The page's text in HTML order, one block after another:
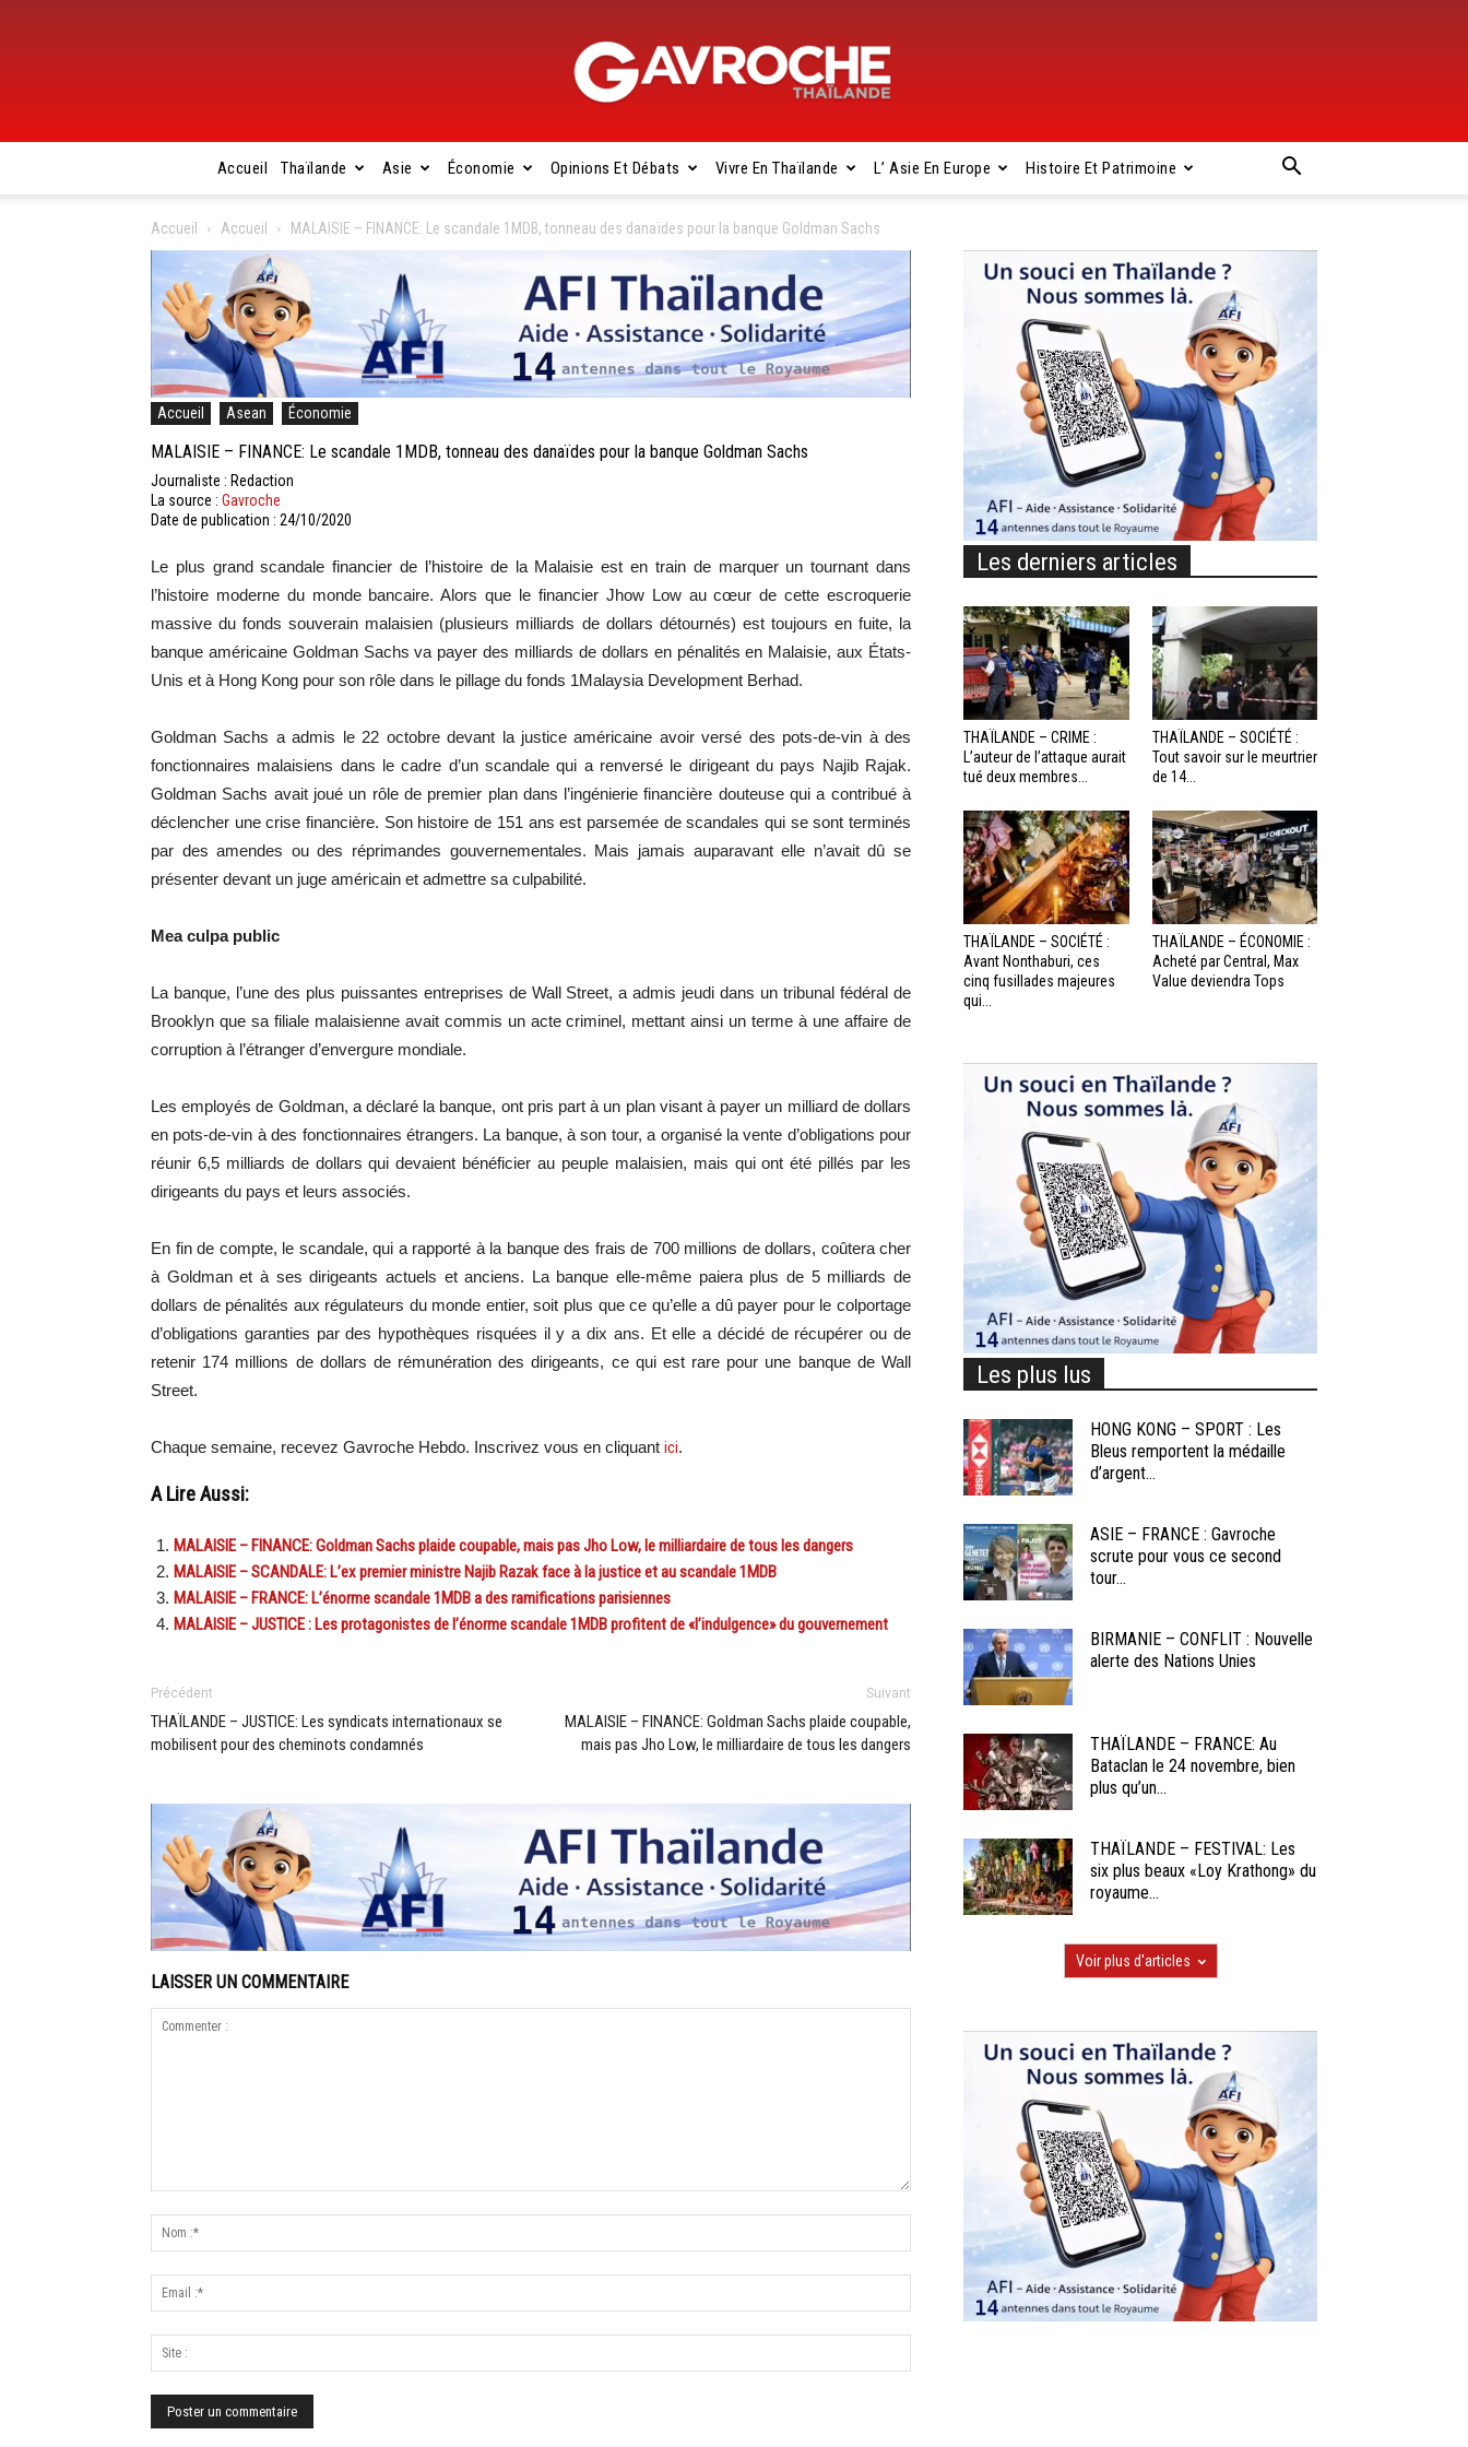
Gavroche
Thaïlande
Accueil Thaïlande Asie Économie Opinions Et Débats Vivre En Thaïlande L’ Asie En Europe Histoire Et Patrimoine
Accueil Accueil MALAISIE – FINANCE: Le scandale 1MDB, tonneau des danaïdes pour la banque Goldman Sachs
Accueil Asean Économie
MALAISIE – FINANCE: Le scandale 1MDB, tonneau des danaïdes pour la banque Goldman Sachs
Journaliste : Redaction
La source : Gavroche
Date de publication : 24/10/2020
Le plus grand scandale financier de l’histoire de la Malaisie est en train de marquer un tournant dans
l’histoire moderne du monde bancaire. Alors que le financier Jhow Low au cœur de cette escroquerie
massive du fonds souverain malaisien (plusieurs milliards de dollars détournés) est toujours en fuite, la
banque américaine Goldman Sachs va payer des milliards de dollars en pénalités en Malaisie, aux États-
Unis et à Hong Kong pour son rôle dans le pillage du fonds 1Malaysia Development Berhad.
Goldman Sachs a admis le 22 octobre devant la justice américaine avoir versé des pots-de-vin à des
fonctionnaires malaisiens dans le cadre d’un scandale qui a renversé le dirigeant du pays Najib Rajak.
Goldman Sachs avait joué un rôle de premier plan dans l’ingénierie financière douteuse qui a contribué à
déclencher une crise financière. Son histoire de 151 ans est parsemée de scandales qui se sont terminés
par des amendes ou des réprimandes gouvernementales. Mais jamais auparavant elle n’avait dû se
présenter devant un juge américain et admettre sa culpabilité.
Mea culpa public
La banque, l’une des plus puissantes entreprises de Wall Street, a admis jeudi dans un tribunal fédéral de
Brooklyn que sa filiale malaisienne avait commis un acte criminel, mettant ainsi un terme à une affaire de
corruption à l’étranger d’envergure mondiale.
Les employés de Goldman, a déclaré la banque, ont pris part à un plan visant à payer un milliard de dollars
en pots-de-vin à des fonctionnaires étrangers. La banque, à son tour, a organisé la vente d’obligations pour
réunir 6,5 milliards de dollars qui devaient bénéficier au peuple malaisien, mais qui ont été pillés par les
dirigeants du pays et leurs associés.
En fin de compte, le scandale, qui a rapporté à la banque des frais de 700 millions de dollars, coûtera cher
à Goldman et à ses dirigeants actuels et anciens. La banque elle-même paiera plus de 5 milliards de
dollars de pénalités aux régulateurs du monde entier, soit plus que ce qu’elle a dû payer pour le colportage
d’obligations garanties par des hypothèques risquées il y a dix ans. Et elle a décidé de récupérer ou de
retenir 174 millions de dollars de rémunération des dirigeants, ce qui est rare pour une banque de Wall
Street.
Chaque semaine, recevez Gavroche Hebdo. Inscrivez vous en cliquant ici.
A Lire Aussi:
MALAISIE – FINANCE: Goldman Sachs plaide coupable, mais pas Jho Low, le milliardaire de tous les dangers
MALAISIE – SCANDALE: L’ex premier ministre Najib Razak face à la justice et au scandale 1MDB
MALAISIE – FRANCE: L’énorme scandale 1MDB a des ramifications parisiennes
MALAISIE – JUSTICE : Les protagonistes de l’énorme scandale 1MDB profitent de «l’indulgence» du gouvernement
Précédent
THAÏLANDE – JUSTICE: Les syndicats internationaux se
mobilisent pour des cheminots condamnés
Suivant
MALAISIE – FINANCE: Goldman Sachs plaide coupable,
mais pas Jho Low, le milliardaire de tous les dangers
LAISSER UN COMMENTAIRE
Les derniers articles
THAÏLANDE – CRIME :
L’auteur de l’attaque aurait
tué deux membres...
THAÏLANDE – SOCIÉTÉ :
Tout savoir sur le meurtrier
de 14...
THAÏLANDE – SOCIÉTÉ :
Avant Nonthaburi, ces
cinq fusillades majeures
qui...
THAÏLANDE – ÉCONOMIE :
Acheté par Central, Max
Value deviendra Tops
Les plus lus
HONG KONG – SPORT : Les
Bleus remportent la médaille
d’argent...
ASIE – FRANCE : Gavroche
scrute pour vous ce second
tour...
BIRMANIE – CONFLIT : Nouvelle
alerte des Nations Unies
THAÏLANDE – FRANCE: Au
Bataclan le 24 novembre, bien
plus qu’un...
THAÏLANDE – FESTIVAL: Les
six plus beaux «Loy Krathong» du
royaume...
Voir plus d'articles